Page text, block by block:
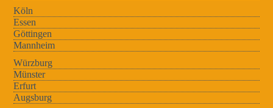
Köln
Essen
Göttingen
Mannheim
Würzburg
Münster
Erfurt
Augsburg